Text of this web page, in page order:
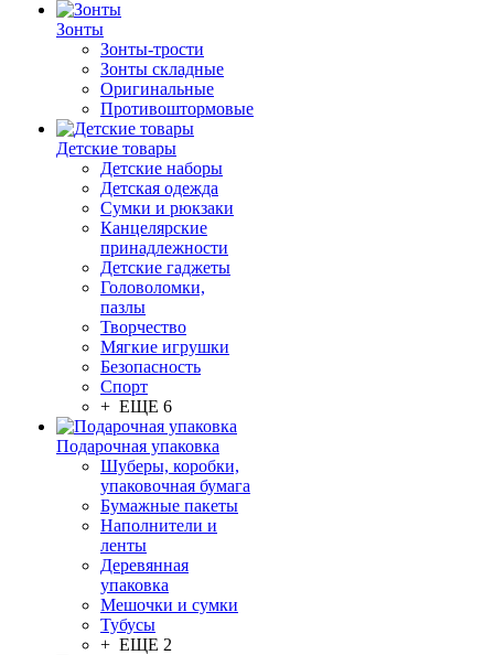
Зонты
Зонты-трости
Зонты складные
Оригинальные
Противоштормовые
Детские товары
Детские наборы
Детская одежда
Сумки и рюкзаки
Канцелярские
принадлежности
Детские гаджеты
Головоломки,
пазлы
Творчество
Мягкие игрушки
Безопасность
Спорт
+ ЕЩЕ 6
Подарочная упаковка
Шуберы, коробки,
упаковочная бумага
Бумажные пакеты
Наполнители и
ленты
Деревянная
упаковка
Мешочки и сумки
Тубусы
+ ЕЩЕ 2